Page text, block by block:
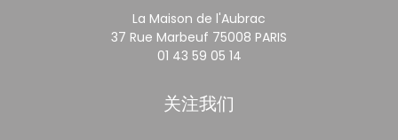
La Maison de l'Aubrac
37 Rue Marbeuf 75008 PARIS
01 43 59 05 14
关注我们